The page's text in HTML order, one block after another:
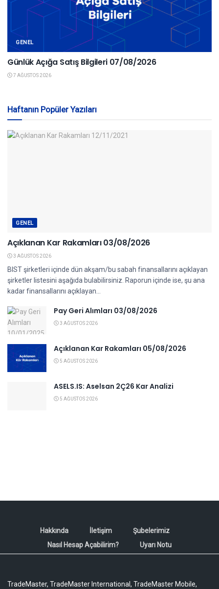
GENEL
Günlük Açığa Satış Bilgileri 07/08/2026
7 AĞUSTOS 2026
Haftanın Popüler Yazıları
GENEL
Açıklanan Kar Rakamları 03/08/2026
3 AĞUSTOS 2026
BIST şirketleri içinde dün akşam/bu sabah finansallarını açıklayan
şirketler listesini aşağıda bulabilirsiniz. Raporun içinde ise, şu ana
kadar finansallarını açıklayan...
Pay Geri Alımları 03/08/2026
3 AĞUSTOS 2026
Açıklanan Kar Rakamları 05/08/2026
5 AĞUSTOS 2026
ASELS.IS: Aselsan 2Ç26 Kar Analizi
5 AĞUSTOS 2026
Hakkında İletişim
Şubelerimiz
Nasıl Hesap Açabilirim?
Uyarı Notu
TradeMaster, TradeMaster International, TradeMaster Mobile,